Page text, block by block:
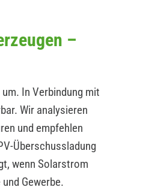
–
In Verbindung mit
Wir analysieren
und empfehlen
Überschussladung
wenn Solarstrom
Gewerbe.